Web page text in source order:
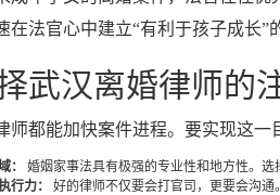
在法官心中建立“有利于孩子成长”
武汉离婚律师的
师都能加快案件进程。要实现这一
：
婚姻家事法具有极强的专业性和地方性。选
行力：
好的律师不仅要会打官司，更要会沟通